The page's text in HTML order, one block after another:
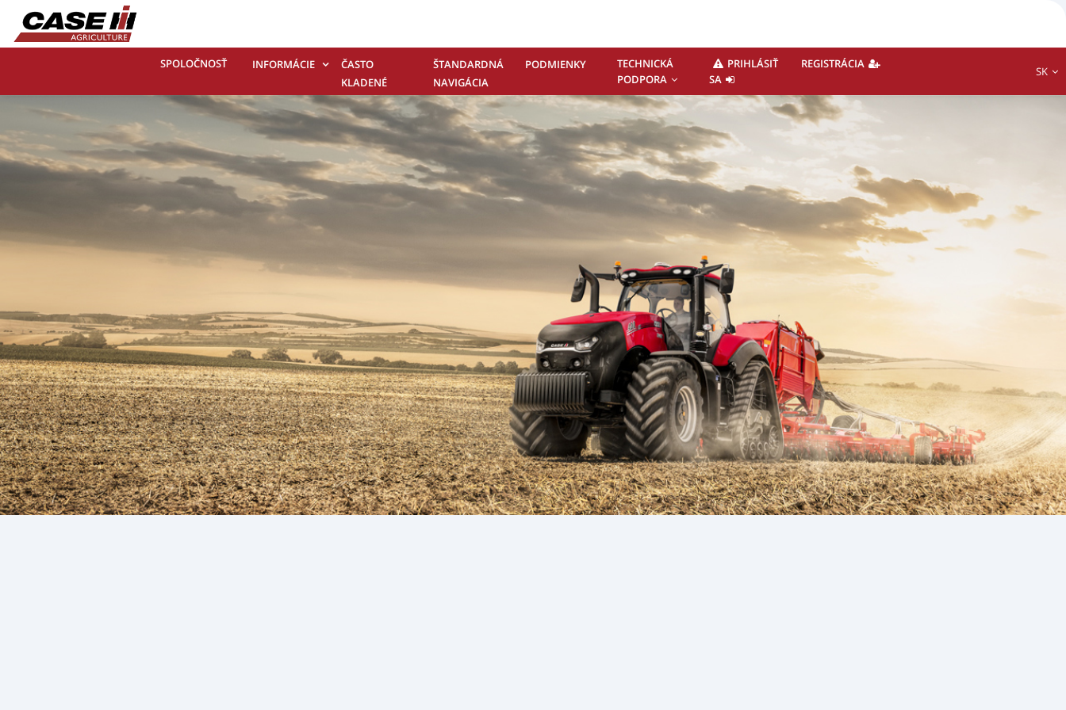
SPOLOČNOSŤ INFORMÁCIE
ČASTO
KLADENÉ
OTÁZKY -
KONTAKTUJTE
NÁS
ŠTANDARDNÁ
NAVIGÁCIA
PODMIENKY
TECHNICKÁ
PODPORA
PRIHLÁSIŤ
SA
REGISTRÁCIA
SK